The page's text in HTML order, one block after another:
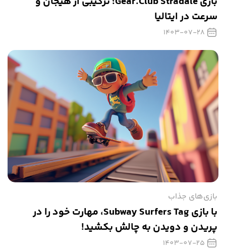
سرعت در ایتالیا
1403-07-28
بازی‌های جذاب
با بازی Subway Surfers Tag، مهارت‌ خود را در
پریدن و دویدن به چالش بکشید!
1403-07-25